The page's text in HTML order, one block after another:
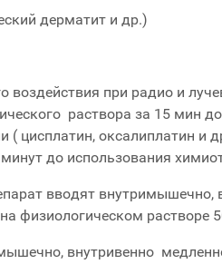
дерматит и др.)
при радио и
раствора за 15 мин
( цисплатин, оксалиплатин
до использования
вводят
физиологическом растворе
внутривенно